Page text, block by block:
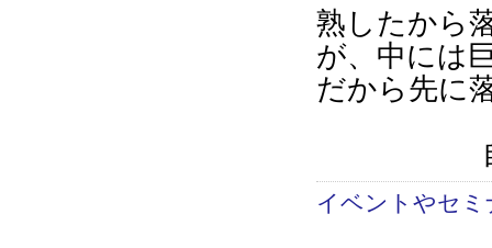
熟したから
が、中には
だから先に
イベントやセ